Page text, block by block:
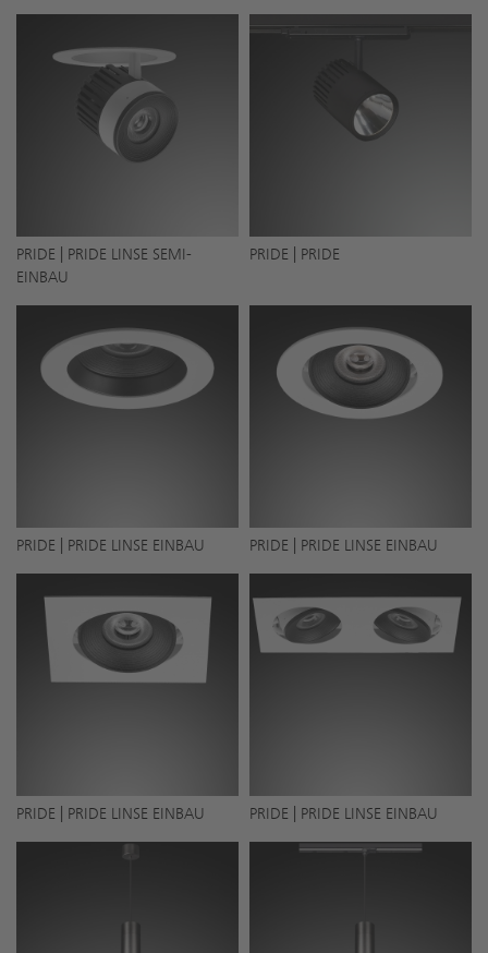
PRIDE | PRIDE LINSE SEMI-
EINBAU
PRIDE | PRIDE
PRIDE | PRIDE LINSE EINBAU PRIDE | PRIDE LINSE EINBAU
PRIDE | PRIDE LINSE EINBAU PRIDE | PRIDE LINSE EINBAU